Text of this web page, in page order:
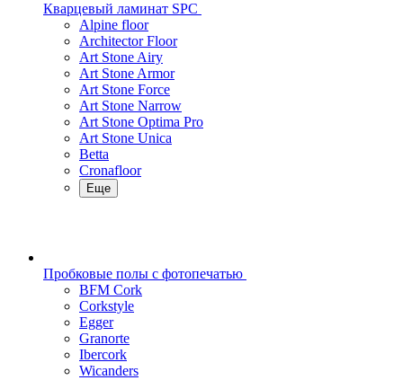
Кварцевый ламинат SPC
Alpine floor
Architector Floor
Art Stone Airy
Art Stone Armor
Art Stone Force
Art Stone Narrow
Art Stone Optima Pro
Art Stone Unica
Betta
Cronafloor
Еще
Пробковые полы с фотопечатью
BFM Cork
Corkstyle
Egger
Granorte
Ibercork
Wicanders